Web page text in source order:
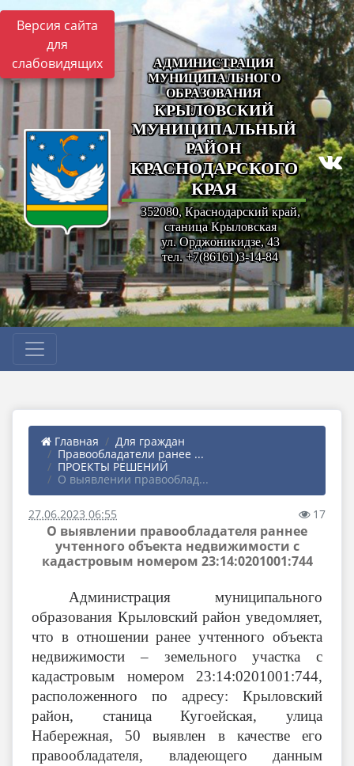
Версия сайта
для
слабовидящих
АДМИНИСТРАЦИЯ
МУНИЦИПАЛЬНОГО
ОБРАЗОВАНИЯ
КРЫЛОВСКИЙ
МУНИЦИПАЛЬНЫЙ
РАЙОН
КРАСНОДАРСКОГО
КРАЯ
352080, Краснодарский край,
станица Крыловская
ул. Орджоникидзе, 43
тел. +7(86161)3-14-84
Главная
Для граждан
Правообладатели ранее ...
ПРОЕКТЫ РЕШЕНИЙ
О выявлении правооблад...
27.06.2023 06:55 17
О выявлении правообладателя раннее
учтенного объекта недвижимости с
кадастровым номером 23:14:0201001:744
Администрация муниципального
образования Крыловский район уведомляет,
что в отношении ранее учтенного объекта
недвижимости – земельного участка с
кадастровым номером 23:14:0201001:744,
расположенного по адресу: Крыловский
район, станица Кугоейская, улица
Набережная, 50 выявлен в качестве его
правообладателя, владеющего данным